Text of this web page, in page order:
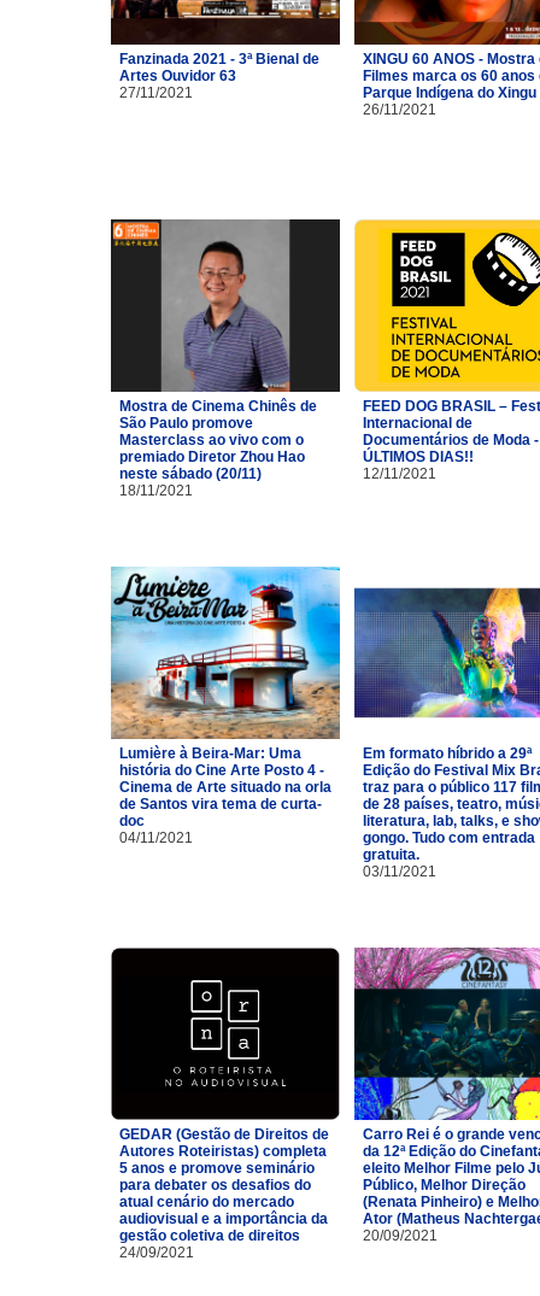
Fanzinada 2021 - 3ª Bienal de
Artes Ouvidor 63
27/11/2021
XINGU 60 ANOS - Mostra
Filmes marca os 60 anos
Parque Indígena do Xingu
26/11/2021
Mostra de Cinema Chinês de
São Paulo promove
Masterclass ao vivo com o
premiado Diretor Zhou Hao
neste sábado (20/11)
18/11/2021
FEED DOG BRASIL –
Internacional de
Documentários de Moda -
ÚLTIMOS DIAS!!
12/11/2021
Lumière à Beira-Mar: Uma
história do Cine Arte Posto 4 -
Cinema de Arte situado na orla
de Santos vira tema de curta-
doc
04/11/2021
Em formato híbrido a 29ª
Edição do Festival Mix
traz para o público 117
de 28 países, teatro,
literatura, lab, talks, e
gongo. Tudo com entrada
gratuita.
03/11/2021
GEDAR (Gestão de Direitos de
Autores Roteiristas) completa
5 anos e promove seminário
para debater os desafios do
atual cenário do mercado
audiovisual e a importância da
gestão coletiva de direitos
24/09/2021
Carro Rei é o grande
da 12ª Edição do
eleito Melhor Filme pelo
Público, Melhor Direção
(Renata Pinheiro) e
Ator (Matheus
20/09/2021